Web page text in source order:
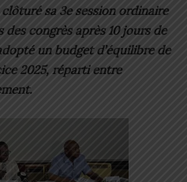
sa 3e session ordinaire
des congrès après 10 jours de
un budget d’équilibre de
2025, réparti entre